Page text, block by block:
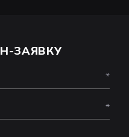
ЗАЯВКУ
*
*